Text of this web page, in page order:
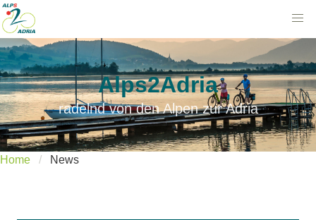
Alps2Adria
radelnd von den Alpen zur Adria
Home News